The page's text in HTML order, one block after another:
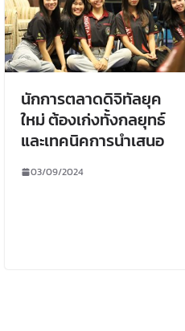
นักการตลาดดิจิทัลยุค
ใหม่ ต้องเก่งทั้งกลยุทธ์
และเทคนิคการนำเสนอ
03/09/2024